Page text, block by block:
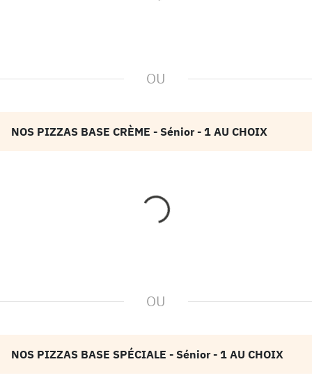
OU
NOS PIZZAS BASE CRÈME - Sénior- 1 AU CHOIX
OU
NOS PIZZAS BASE SPÉCIALE - Sénior- 1 AU CHOIX